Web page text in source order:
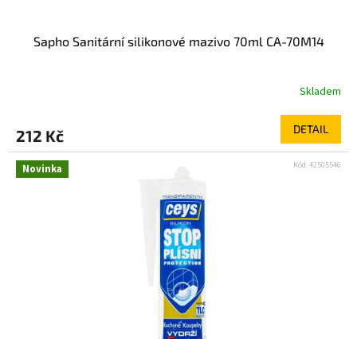
Sapho Sanitární silikonové mazivo 70ml CA-70M14
Skladem
212 Kč DETAIL
Novinka Kód:42505546